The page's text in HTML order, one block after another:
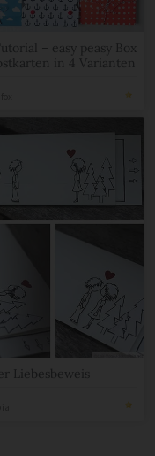
– easy peasy Box
in 4 Varianten
Liebesbeweis